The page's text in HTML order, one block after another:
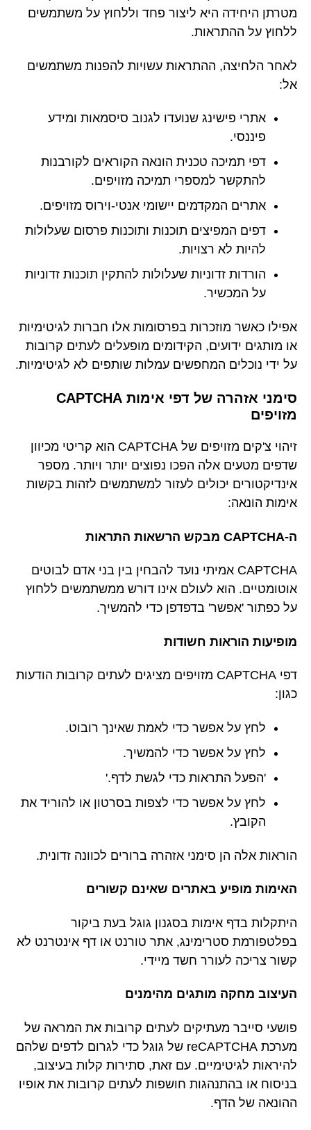
מטרתן היחידה היא ליצור פחד וללחוץ על משתמשים
ללחוץ על ההתראות.
לאחר הלחיצה, ההתראות עשויות להפנות משתמשים
אל:
אתרי פישינג שנועדו לגנוב סיסמאות ומידע
פיננסי.
דפי תמיכה טכנית הונאה הקוראים לקורבנות
להתקשר למספרי תמיכה מזויפים.
אתרים המקדמים יישומי אנטי-וירוס מזויפים.
דפים המפיצים תוכנות ותוכנות פרסום שעלולות
להיות לא רצויות.
הורדות זדוניות שעלולות להתקין תוכנות זדוניות
על המכשיר.
אפילו כאשר מוזכרות בפרסומות אלו חברות לגיטימיות
או מותגים ידועים, הקידומים מופעלים לעתים קרובות
על ידי נוכלים המחפשים עמלות שותפים לא לגיטימיות.
סימני אזהרה של דפי אימות CAPTCHA
מזויפים
זיהוי צ'קים מזויפים של CAPTCHA הוא קריטי מכיוון
שדפים מטעים אלה הפכו נפוצים יותר ויותר. מספר
אינדיקטורים יכולים לעזור למשתמשים לזהות בקשות
אימות הונאה:
ה-CAPTCHA מבקש הרשאות התראות
CAPTCHA אמיתי נועד להבחין בין בני אדם לבוטים
אוטומטיים. הוא לעולם אינו דורש ממשתמשים ללחוץ
על כפתור 'אפשר' בדפדפן כדי להמשיך.
מופיעות הוראות חשודות
דפי CAPTCHA מזויפים מציגים לעתים קרובות הודעות
כגון:
לחץ על אפשר כדי לאמת שאינך רובוט.
לחץ על אפשר כדי להמשיך.
'הפעל התראות כדי לגשת לדף.'
לחץ על אפשר כדי לצפות בסרטון או להוריד את
הקובץ.
הוראות אלה הן סימני אזהרה ברורים לכוונה זדונית.
האימות מופיע באתרים שאינם קשורים
היתקלות בדף אימות בסגנון גוגל בעת ביקור
בפלטפורמת סטרימינג, אתר טורנט או דף אינטרנט לא
קשור צריכה לעורר חשד מיידי.
העיצוב מחקה מותגים מהימנים
פושעי סייבר מעתיקים לעתים קרובות את המראה של
מערכת reCAPTCHA של גוגל כדי לגרום לדפים שלהם
להיראות לגיטימיים. עם זאת, סתירות קלות בעיצוב,
בניסוח או בהתנהגות חושפות לעתים קרובות את אופיו
ההונאה של הדף.